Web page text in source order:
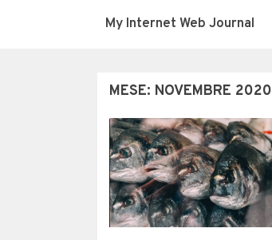
My Internet Web Journal
MESE: NOVEMBRE 2020